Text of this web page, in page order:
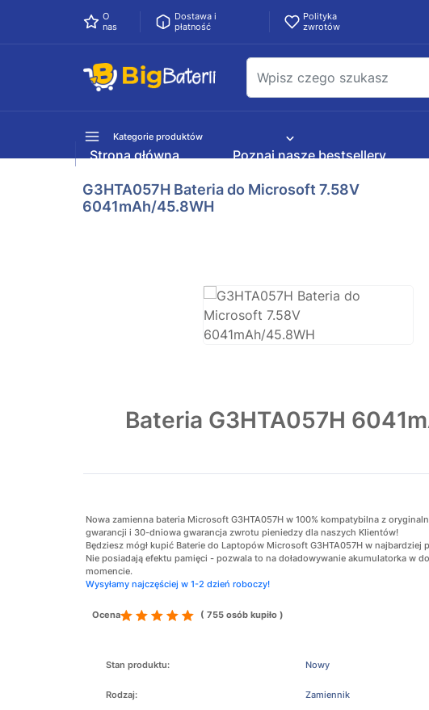
O
nas
Dostawa i
płatność
Polityka
zwrotów
Kategorie produktów
Strona główna Poznaj nasze bestsellery
G3HTA057H Bateria do Microsoft 7.58V
6041mAh/45.8WH
Bateria G3HTA057H
Nowa zamienna bateria Microsoft G3HTA057H w 100% kompatybilna z
gwarancji i 30-dniowa gwarancja zwrotu pieniedzy dla naszych Klientów!
Będziesz mógł kupić Baterie do Laptopów Microsoft G3HTA057H w najbardziej
Nie posiadają efektu pamięci - pozwala to na doładowywanie akumulatorka w
momencie.
Wysyłamy najczęściej w 1-2 dzień roboczy!
Ocena ( 755 osób kupiło )
Stan produktu: Nowy
Rodzaj: Zamiennik